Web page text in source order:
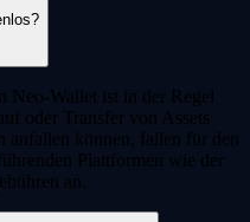
Neo-Wallet ist in der Regel
oder Transfer von Assets
anfallen können, fallen für den
Plattformen wie der
an.